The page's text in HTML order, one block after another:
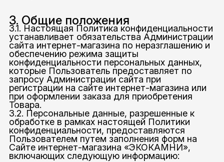
3. Общие положения
3.1. Настоящая Политика конфиденциальности
устанавливает обязательства Администрации
сайта интернет-магазина по неразглашению и
обеспечению режима защиты
конфиденциальности персональных данных,
которые Пользователь предоставляет по
запросу Администрации сайта при
регистрации на сайте интернет-магазина или
при оформлении заказа для приобретения
Товара.
3.2. Персональные данные, разрешенные к
обработке в рамках настоящей Политики
конфиденциальности, предоставляются
Пользователем путем заполнения форм на
Сайте интернет-магазина «ЭКОКАМНИ»,
включающих следующую информацию: